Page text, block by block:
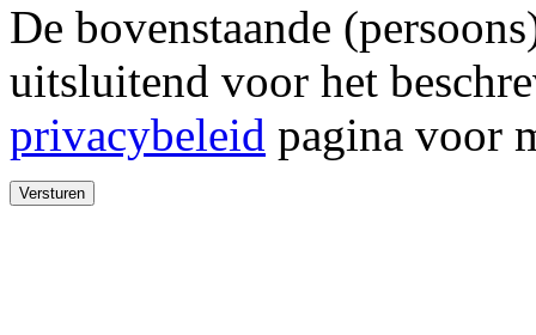
De bovenstaande
uitsluitend voor het
privacybeleid pagina voor
Versturen